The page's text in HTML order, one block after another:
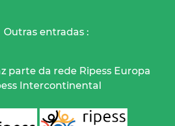
Outras entradas :
parte da rede Ripess Europa
Intercontinental